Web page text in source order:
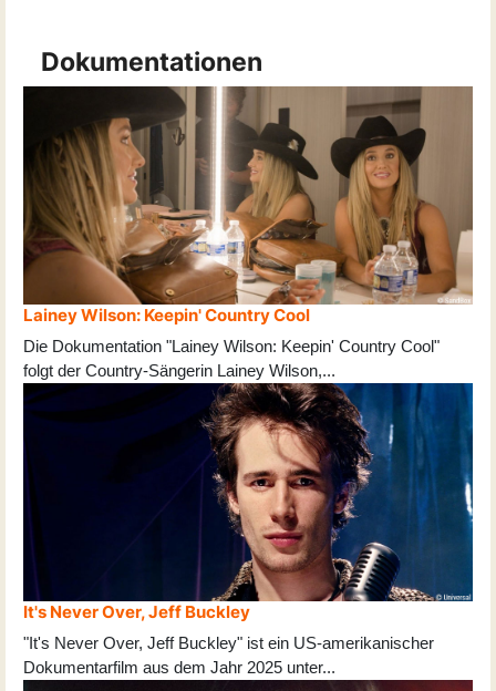
Dokumentationen
Lainey Wilson: Keepin' Country Cool
Die Dokumentation "Lainey Wilson: Keepin' Country Cool"
folgt der Country-Sängerin Lainey Wilson,...
It's Never Over, Jeff Buckley
"It's Never Over, Jeff Buckley" ist ein US-amerikanischer
Dokumentarfilm aus dem Jahr 2025 unter...